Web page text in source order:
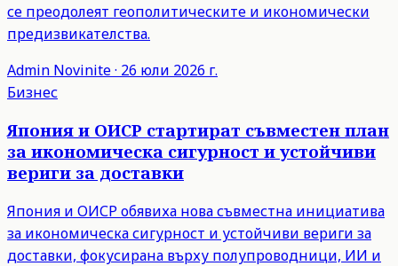
се преодолеят геополитическите и икономически
предизвикателства.
Admin Novinite· 26 юли 2026 г.
Бизнес
Япония и ОИСР стартират съвместен план
за икономическа сигурност и устойчиви
вериги за доставки
Япония и ОИСР обявиха нова съвместна инициатива
за икономическа сигурност и устойчиви вериги за
доставки, фокусирана върху полупроводници, ИИ и